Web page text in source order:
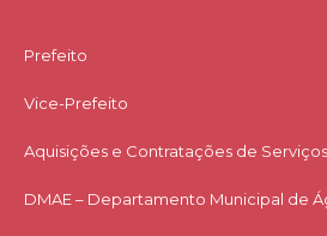
Prefeito
Vice-Prefeito
Aquisições e Contratações de Serviços​
DMAE – Departamento Municipal de